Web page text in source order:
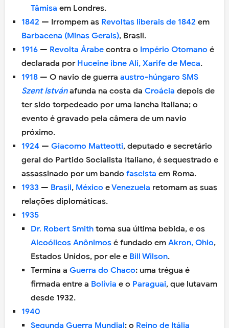
Tâmisa em Londres.
1842 — Irrompem as Revoltas liberais de 1842 em
Barbacena (Minas Gerais), Brasil.
1916 — Revolta Árabe contra o Império Otomano é
declarada por Huceine ibne Ali, Xarife de Meca.
1918 — O navio de guerra austro-húngaro SMS
Szent Istvánafunda na costa da Croácia depois de
ter sido torpedeado por uma lancha italiana; o
evento é gravado pela câmera de um navio
próximo.
1924 — Giacomo Matteotti, deputado e secretário
geral do Partido Socialista Italiano, é sequestrado e
assassinado por um bando fascista em Roma.
1933 — Brasil, México eVenezuela retomam as suas
relações diplomáticas.
1935
Dr. Robert Smith toma sua última bebida, e os
Alcoólicos Anônimos é fundado emAkron, Ohio,
Estados Unidos, por ele e Bill Wilson.
Termina aGuerra do Chaco: uma trégua é
firmada entre a Bolívia e o Paraguai, que lutavam
desde 1932.
1940
Segunda Guerra Mundial: o Reino de Itália